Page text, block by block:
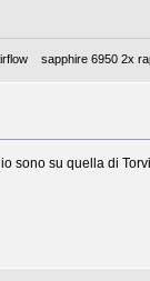
sapphire 6950 2x
sono su quella di